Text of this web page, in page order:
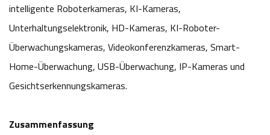
intelligente Roboterkameras, KI-Kameras,
Unterhaltungselektronik, HD-Kameras, KI-Roboter-
Überwachungskameras, Videokonferenzkameras, Smart-
Home-Überwachung, USB-Überwachung, IP-Kameras und
Gesichtserkennungskameras.
Zusammenfassung